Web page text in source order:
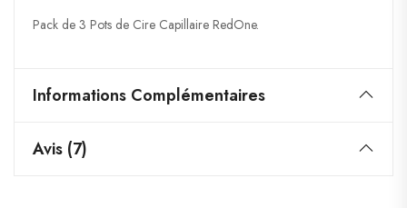
Pack de 3 Pots de Cire Capillaire RedOne.
Informations Complémentaires
Avis (7)